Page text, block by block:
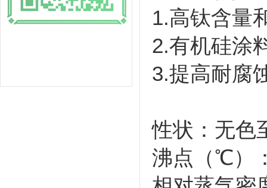
1.高钛含量
2.有机硅涂
3.提高耐腐
性状：无色
沸点（℃）